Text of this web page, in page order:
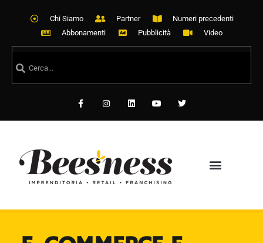
Chi Siamo Partner
Numeri precedenti
Abbonamenti
Pubblicità Video